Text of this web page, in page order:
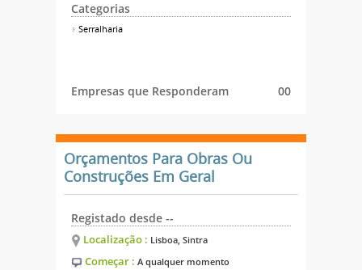
Categorias
Serralharia
Empresas que Responderam 00
Orçamentos Para Obras Ou
Construções Em Geral
Registado desde --
Localização : Lisboa, Sintra
Começar : A qualquer momento